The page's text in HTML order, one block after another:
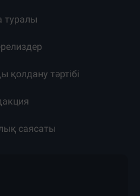
туралы
қолдану тәртібі
саясаты